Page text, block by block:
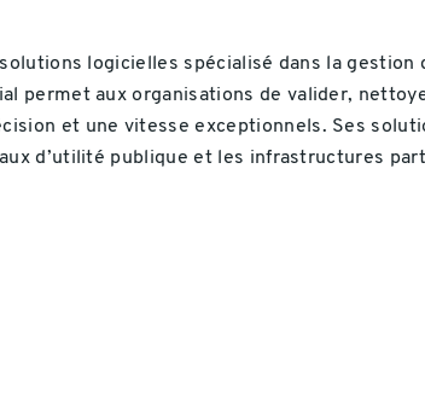
logicielles spécialisé dans la
permet aux organisations de valider,
et une vitesse exceptionnels. Ses
d’utilité publique et les infrastructures